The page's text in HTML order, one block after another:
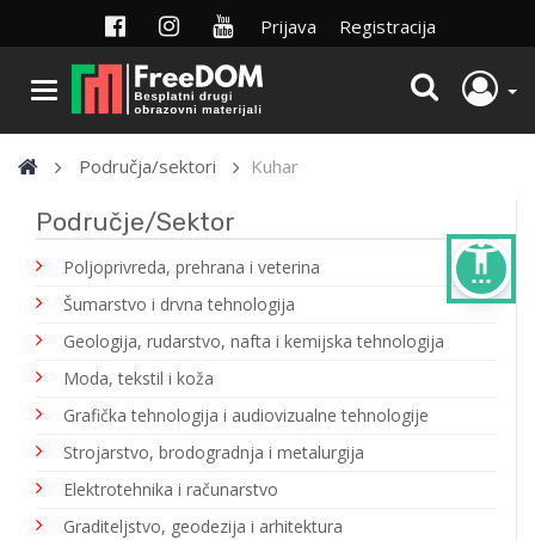
settings_accessibility
Prijava Registracija
Područja/sektori Kuhar
Područje/Sektor
Poljoprivreda, prehrana i veterina
Šumarstvo i drvna tehnologija
Geologija, rudarstvo, nafta i kemijska tehnologija
Moda, tekstil i koža
Grafička tehnologija i audiovizualne tehnologije
Strojarstvo, brodogradnja i metalurgija
Elektrotehnika i računarstvo
Graditeljstvo, geodezija i arhitektura